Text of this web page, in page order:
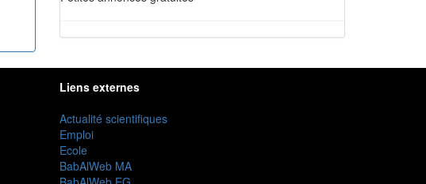
Liens externes
Actualité scientifiques
Emploi
Ecole
BabAlWeb MA